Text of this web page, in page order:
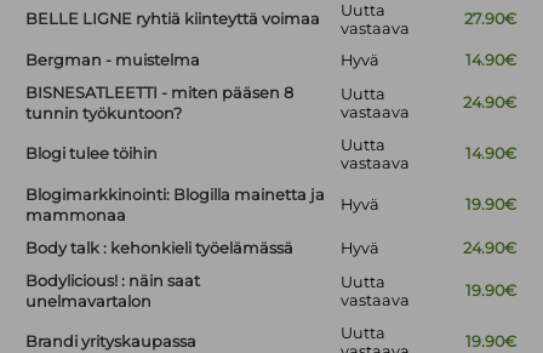
BELLE LIGNE ryhtiä kiinteyttä voimaa
Uutta
vastaava
27.90€
Bergman - muistelma Hyvä
14.90€
BISNESATLEETTI - miten pääsen 8
tunnin työkuntoon?
Uutta
vastaava
24.90€
Blogi tulee töihin
Uutta
vastaava
14.90€
Blogimarkkinointi: Blogilla mainetta ja
mammonaa
Hyvä 19.90€
Body talk : kehonkieli työelämässä Hyvä
24.90€
Bodylicious! : näin saat
unelmavartalon
Uutta
vastaava
19.90€
Brandi yrityskaupassa
Uutta
19.90€